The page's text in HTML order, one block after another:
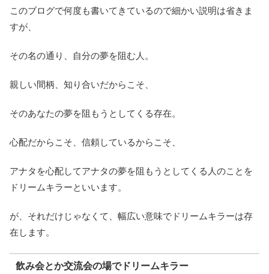
このブログで何度も書いてきているので細かい説明は省きま
すが、
その名の通り、自分の夢を阻む人。
親しい間柄、知り合いだからこそ、
そのあなたの夢を阻もうとしてくる存在。
心配だからこそ、信頼しているからこそ、
アナタを心配してアナタの夢を阻もうとしてくる人のことを
ドリームキラーといいます。
が、それだけじゃなくて、幅広い意味でドリームキラーは存
在します。
飲み会とか交流会の場でドリームキラー